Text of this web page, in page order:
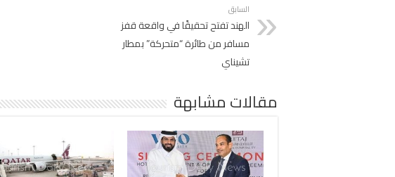
السابق
الهند تفتح تحقيقًا في واقعة قفز
مسافر من طائرة “متحركة” بمطار
تشيناي
مقالات مشابهة